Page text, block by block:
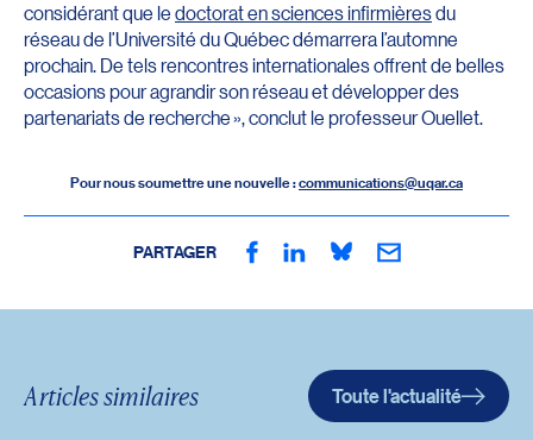
considérant que ledoctorat en sciences infirmièresdu
réseau de l’Université du Québec démarrera l’automne
prochain. De tels rencontres internationales offrent de belles
occasions pour agrandir son réseau et développer des
partenariats de recherche », conclut le professeur Ouellet.
Pour nous soumettre une nouvelle :communications@uqar.ca
PARTAGER
Articles similaires Toute l'actualité